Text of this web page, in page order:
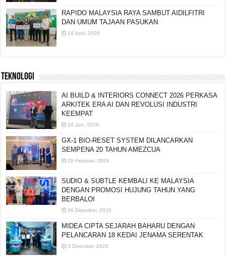
RAPIDO MALAYSIA RAYA SAMBUT AIDILFITRI
DAN UMUM TAJAAN PASUKAN
14 April, 2026
TEKNOLOGI
AI BUILD & INTERIORS CONNECT 2026 PERKASA
ARKITEK ERA AI DAN REVOLUSI INDUSTRI
KEEMPAT
24 Jun, 2026
GX-1 BIO-RESET SYSTEM DILANCARKAN
SEMPENA 20 TAHUN AMEZCUA
28 Februari, 2026
SUDIO & SUBTLE KEMBALI KE MALAYSIA
DENGAN PROMOSI HUJUNG TAHUN YANG
BERBALOI
26 Disember, 2025
MIDEA CIPTA SEJARAH BAHARU DENGAN
PELANCARAN 18 KEDAI JENAMA SERENTAK
3 Disember, 2025